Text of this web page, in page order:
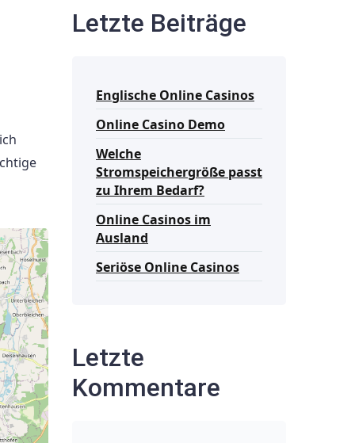
Letzte Beiträge
Englische Online Casinos
Online Casino Demo
Welche
Stromspeichergröße passt
zu Ihrem Bedarf?
Online Casinos im
Ausland
Seriöse Online Casinos
Letzte
Kommentare